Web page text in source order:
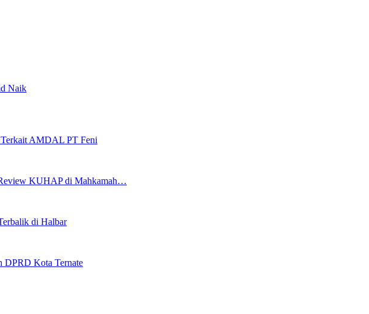
Naik
AMDAL PT Feni
KUHAP di Mahkamah…
di Halbar
DPRD Kota Ternate